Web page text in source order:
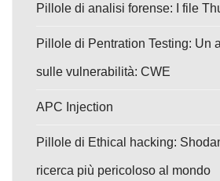
Pillole di analisi forense: I file
Pillole di Pentration Testing: Un
sulle vulnerabilità: CWE
APC Injection
Pillole di Ethical hacking:
ricerca più pericoloso al mondo